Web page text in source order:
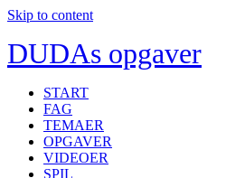
Skip to content
DUDAs opgaver
START
FAG
TEMAER
OPGAVER
VIDEOER
SPIL